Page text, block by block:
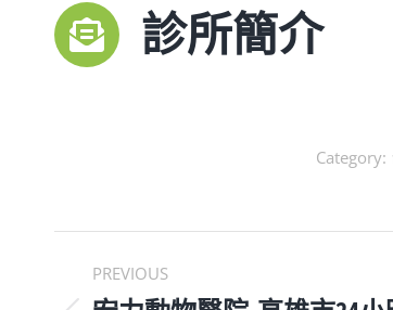
診所簡介
Category:
POST
PREVIOUS